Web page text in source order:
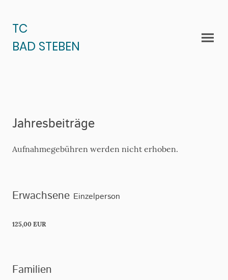
TC
BAD STEBEN
Jahresbeiträge
Aufnahmegebühren werden nicht erhoben.
Erwachsene Einzelperson
125,00 EUR
Familien